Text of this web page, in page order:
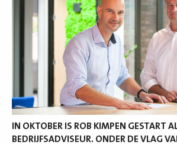
IN OKTOBER IS ROB KIMPEN GESTART
BEDRIJFSADVISEUR. ONDER DE VLAG